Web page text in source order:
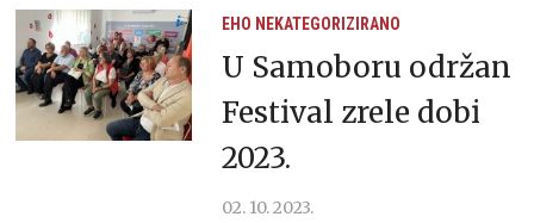
EHO NEKATEGORIZIRANO
U Samoboru održan
Festival zrele dobi
2023.
02. 10. 2023.